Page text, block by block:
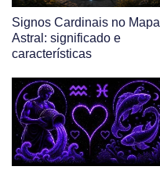
Signos Cardinais no Mapa
Astral: significado e
características